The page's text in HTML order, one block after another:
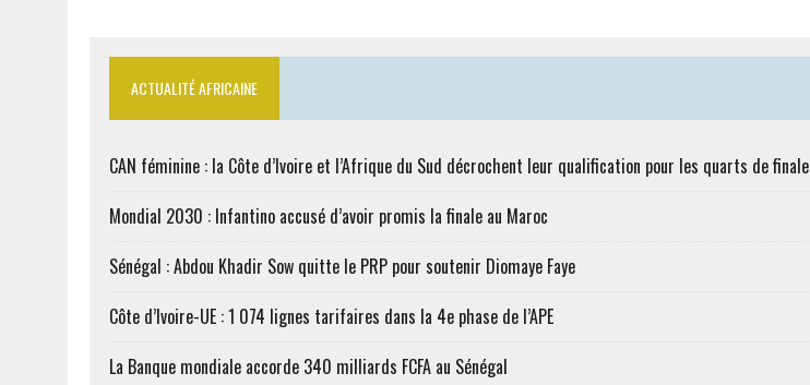
ACTUALITÉ AFRICAINE
CAN féminine : la Côte d’Ivoire et l’Afrique du Sud décrochent leur qualification pour les quarts de finale
Mondial 2030 : Infantino accusé d’avoir promis la finale au Maroc
Sénégal : Abdou Khadir Sow quitte le PRP pour soutenir Diomaye Faye
Côte d’Ivoire-UE : 1 074 lignes tarifaires dans la 4e phase de l’APE
La Banque mondiale accorde 340 milliards FCFA au Sénégal